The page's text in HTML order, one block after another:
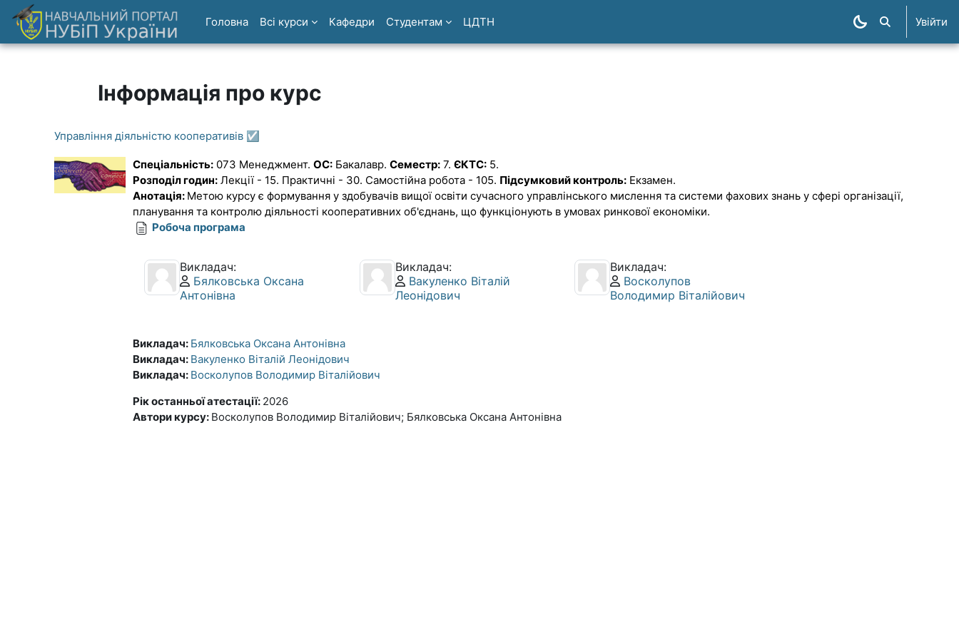
Перейти до головного вмісту
Головна
Всі курси Кафедри Студентам ЦДТН Пошук курсів
Увійти
Інформація про курс
Управління діяльністю кооперативів ☑️
Спеціальність: 073 Менеджмент. ОС: Бакалавр. Семестр: 7. ЄКТС: 5.
Розподіл годин: Лекції - 15. Практичні - 30. Самостійна робота - 105. Підсумковий контроль: Екзамен.
Анотація: Метою курсу є формування у здобувачів вищої освіти сучасного управлінського мислення та системи фахових знань у сфері організації,
планування та контролю діяльності кооперативних об'єднань, що функціонують в умовах ринкової економіки.
Робоча програма
Викладач:
Профіль користувача:
Бялковська Оксана
Антонівна
Викладач:
Профіль користувача:
Вакуленко Віталій
Леонідович
Викладач:
Профіль користувача:
Восколупов
Володимир Віталійович
Викладач: Бялковська Оксана Антонівна
Викладач: Вакуленко Віталій Леонідович
Викладач: Восколупов Володимир Віталійович
Рік останньої атестації: 2026
Автори курсу: Восколупов Володимир Віталійович; Бялковська Оксана Антонівна